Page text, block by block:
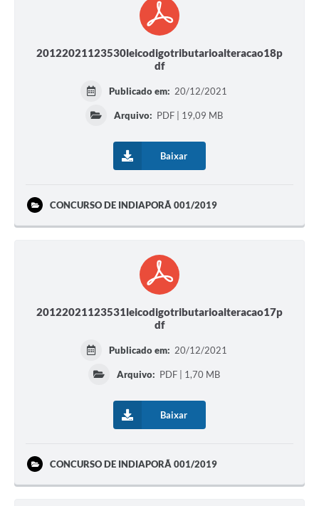
20122021123530leicodigotributarioalteracao18p
df
Publicado em: 20/12/2021
Arquivo: PDF | 19,09 MB
Baixar
CONCURSO DE INDIAPORÃ 001/2019
20122021123531leicodigotributarioalteracao17p
df
Publicado em: 20/12/2021
Arquivo: PDF | 1,70 MB
Baixar
CONCURSO DE INDIAPORÃ 001/2019